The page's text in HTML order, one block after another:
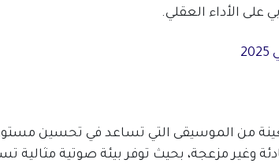
على الأداء العقلي.
من الموسيقى التي تساعد في تحسين مستوى
وغير مزعجة، بحيث توفر بيئة صوتية